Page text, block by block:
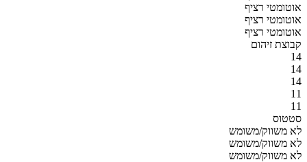
אוטומטי רציף
אוטומטי רציף
אוטומטי רציף
קבוצת זיהום
14
14
14
11
11
סטטוס
לא משווק/משומש
לא משווק/משומש
לא משווק/משומש